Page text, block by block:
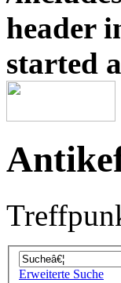
header
started
Erweiterte Suche